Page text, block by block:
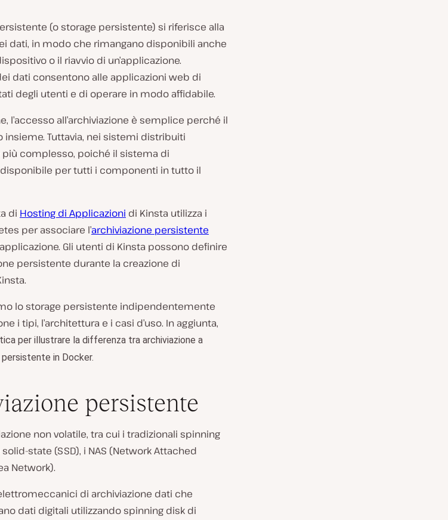
(o storage persistente) si riferisce alla
dati, in modo che rimangano disponibili anche
o il riavvio di un’applicazione.
dati consentono alle applicazioni web di
degli utenti e di operare in modo affidabile.
l’accesso all’archiviazione è semplice perché il
insieme. Tuttavia, nei sistemi distribuiti
più complesso, poiché il sistema di
per tutti i componenti in tutto il
di Hosting di Applicazioni di Kinsta utilizza i
per associare l’archiviazione persistente
Gli utenti di Kinsta possono definire
persistente durante la creazione di
lo storage persistente indipendentemente
i tipi, l’architettura e i casi d’uso. In aggiunta,
per illustrare la differenza tra archiviazione a
in Docker.
persistente
non volatile, tra cui i tradizionali spinning
state (SSD), i NAS (Network Attached
Network).
di archiviazione dati che
dati digitali utilizzando spinning disk di